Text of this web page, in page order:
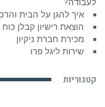
לעבודה?
איך להגן על הבית
הוצאת רישיון קבלן
מכירת חברת ניקיון
שירות ליגל פרו
קטגוריות